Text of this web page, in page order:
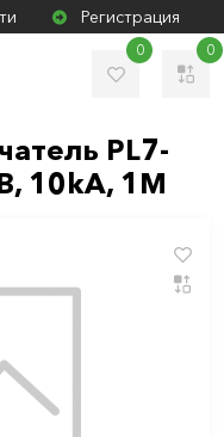
Регистрация
0 0
PL7-
10kA, 1M